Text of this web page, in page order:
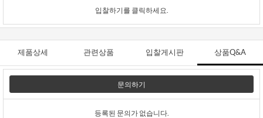
입찰하기를 클릭하세요.
제품상세 관련상품 입찰게시판 상품Q&A
문의하기
등록된 문의가 없습니다.